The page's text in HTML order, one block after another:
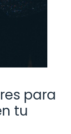
para
tu